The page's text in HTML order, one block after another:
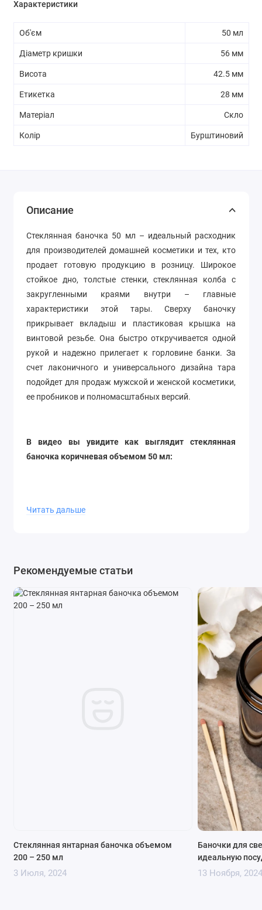
Характеристики
Об'єм 50 мл
Діаметр кришки 56 мм
Висота 42.5 мм
Етикетка 28 мм
Матеріал Скло
Колір Бурштиновий
Описание
Стеклянная баночка 50 мл – идеальный расходник
для производителей домашней косметики и тех, кто
продает готовую продукцию в розницу. Широкое
стойкое дно, толстые стенки, стеклянная колба с
закругленными краями внутри – главные
характеристики этой тары. Сверху баночку
прикрывает вкладыш и пластиковая крышка на
винтовой резьбе. Она быстро откручивается одной
рукой и надежно прилегает к горловине банки. За
счет лаконичного и универсального дизайна тара
подойдет для продаж мужской и женской косметики,
ее пробников и полномасштабных версий.
В видео вы увидите как выглядит стеклянная
баночка коричневая объемом 50 мл:
Преимущества использования
стеклянной баночки для
косметических средств:
Читать дальше
Рекомендуемые статьи
Стеклянная янтарная баночка объемом
200 – 250 мл
3 Июля, 2024
Баночки для
идеальную
13 Ноября, 2024